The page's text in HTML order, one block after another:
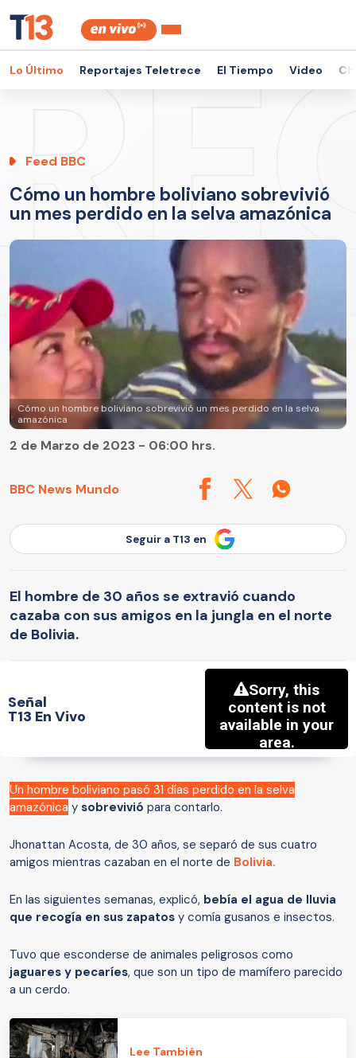
Lo Último Reportajes Teletrece El Tiempo Video
Feed BBC
Cómo un hombre boliviano sobrevivió
un mes perdido en la selva amazónica
Cómo un hombre boliviano sobrevivió un mes perdido en la selva
amazónica
BBC News Mundo
2 de Marzo de 2023 - 06:00 hrs.
Seguir a T13 en
El hombre de 30 años se extravió cuando
cazaba con sus amigos en la jungla en el norte
de Bolivia.
Señal
T13 En Vivo
Un hombre boliviano pasó 31 días perdido en la selva
amazónica y sobrevivió para contarlo.
Jhonattan Acosta, de 30 años, se separó de sus cuatro
amigos mientras cazaban en el norte de Bolivia.
En las siguientes semanas, explicó, bebía el agua de lluvia
que recogía en sus zapatos y comía gusanos e insectos.
Tuvo que esconderse de animales peligrosos como
jaguares y pecaríes, que son un tipo de mamífero parecido
a un cerdo.
Lee También